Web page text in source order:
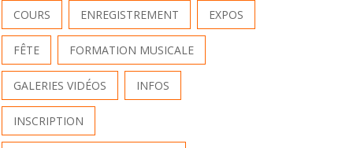
COURS ENREGISTREMENT EXPOS
FÊTE FORMATION MUSICALE
GALERIES VIDÉOS INFOS
INSCRIPTION